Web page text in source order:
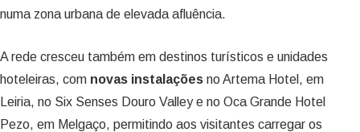
numa zona urbana de elevada afluência.
A rede cresceu também em destinos turísticos e unidades
hoteleiras, com novas instalações no Artema Hotel, em
Leiria, no Six Senses Douro Valley e no Oca Grande Hotel
Pezo, em Melgaço, permitindo aos visitantes carregar os